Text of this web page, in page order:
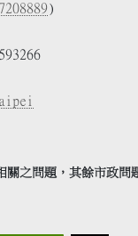
)
關之問題，其餘市政問